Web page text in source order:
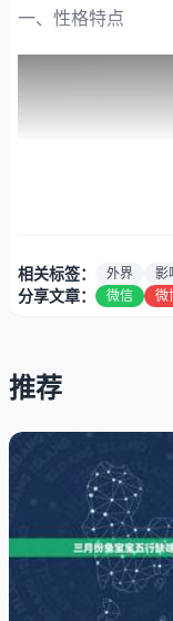
一、性格特点
1.神秘感和幻想色
双鱼座作为一个了
相关标签： 外界 影
分享文章： 微信 微
推荐